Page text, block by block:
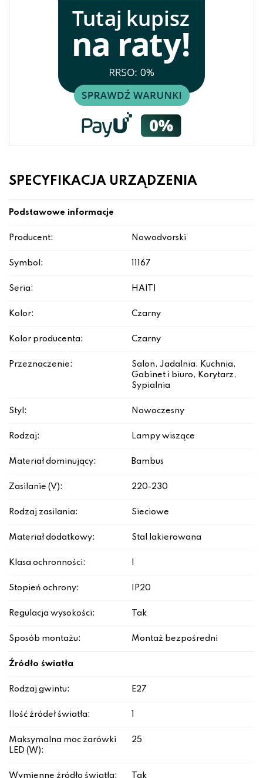
SPECYFIKACJA URZĄDZENIA
Podstawowe informacje
Producent: Nowodvorski
Symbol: 11167
Seria: HAITI
Kolor: Czarny
Kolor producenta: Czarny
Przeznaczenie:
Salon, Jadalnia, Kuchnia,
Gabinet i biuro, Korytarz,
Sypialnia
Styl: Nowoczesny
Rodzaj: Lampy wiszące
Materiał dominujący: Bambus
Zasilanie (V): 220-230
Rodzaj zasilania: Sieciowe
Materiał dodatkowy: Stal lakierowana
Klasa ochronności:
Stopień ochrony: IP20
Regulacja wysokości: Tak
Sposób montażu: Montaż bezpośredni
Źródło światła
Rodzaj gwintu: E27
Ilość źródeł światła:
Maksymalna moc żarówki
LED (W):
25
Wymienne źródło światła: Tak